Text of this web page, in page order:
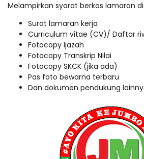
Melampirkan syarat berkas lamaran
Surat lamaran kerja
Curriculum vitae (CV)/ Daftar
Fotocopy Ijazah
Fotocopy Transkrip Nilai
Fotocopy SKCK (jika ada)
Pas foto bewarna terbaru
Dan dokumen pendukung